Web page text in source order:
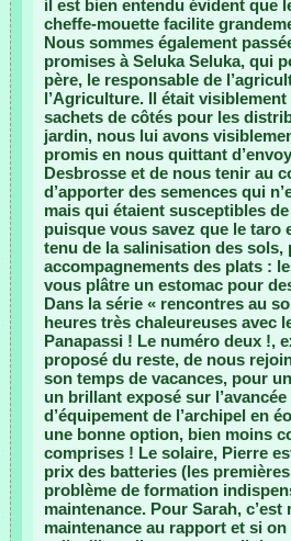
il est bien entendu évident que
cheffe-mouette facilite
Nous sommes également
promises à Seluka Seluka, qui
père, le responsable de
l’Agriculture. Il était
sachets de côtés pour les
jardin, nous lui avons
promis en nous quittant
Desbrosse et de nous tenir au
d’apporter des semences qui
mais qui étaient susceptibles
puisque vous savez que le taro
tenu de la salinisation des
accompagnements des plats :
vous plâtre un estomac pour
Dans la série « rencontres au
heures très chaleureuses avec
Panapassi ! Le numéro deux !,
proposé du reste, de nous
son temps de vacances, pour
un brillant exposé sur
d’équipement de l’archipel en
une bonne option, bien moins
comprises ! Le solaire, Pierre
prix des batteries (les
problème de formation
maintenance. Pour Sarah,
maintenance au rapport et si